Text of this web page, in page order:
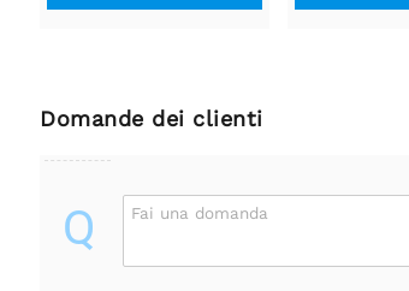
Domande dei clienti
Q Fai una domanda